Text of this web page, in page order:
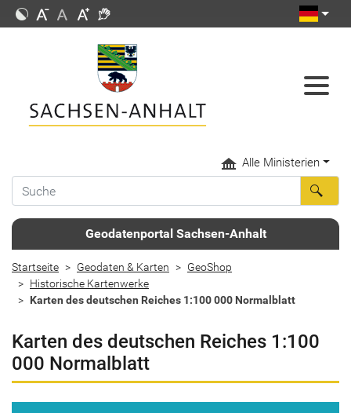
Alle Ministerien
Geodatenportal Sachsen-Anhalt
Startseite Geodaten & Karten
GeoShop
Historische Kartenwerke
Karten des deutschen Reiches 1:100 000 Normalblatt
Karten des deutschen Reiches 1:100
000 Normalblatt